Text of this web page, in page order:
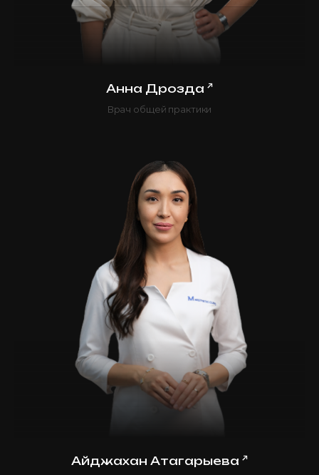
Анна Дрозда ↗
Врач общей практики
Айджахан Атагарыева ↗